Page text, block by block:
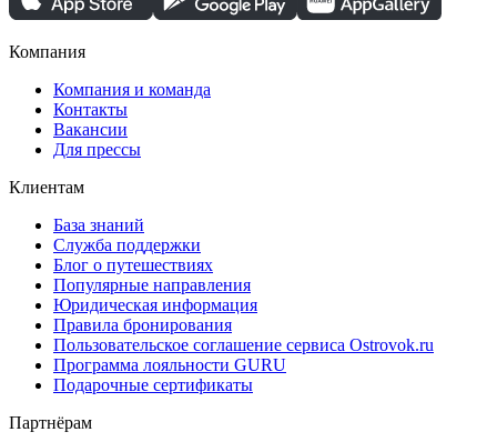
Компания
Компания и команда
Контакты
Вакансии
Для прессы
Клиентам
База знаний
Служба поддержки
Блог о путешествиях
Популярные направления
Юридическая информация
Правила бронирования
Пользовательское соглашение сервиса Ostrovok.ru
Программа лояльности GURU
Подарочные сертификаты
Партнёрам